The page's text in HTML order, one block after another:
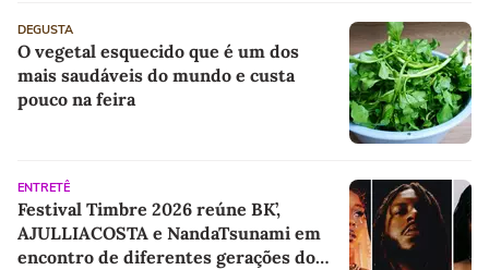
DEGUSTA
O vegetal esquecido que é um dos
mais saudáveis do mundo e custa
pouco na feira
ENTRETÊ
Festival Timbre 2026 reúne BK’,
AJULLIACOSTA e NandaTsunami em
encontro de diferentes gerações do